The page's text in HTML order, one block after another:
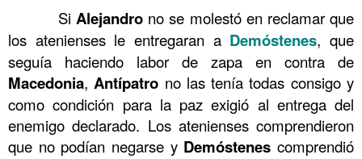
Si Alejandro no se molestó en reclamar que
los atenienses le entregaran a Demóstenes, que
seguía haciendo labor de zapa en contra de
Macedonia, Antípatro no las tenía todas consigo y
como condición para la paz exigió al entrega del
enemigo declarado. Los atenienses comprendieron
que no podían negarse y Demóstenes comprendió